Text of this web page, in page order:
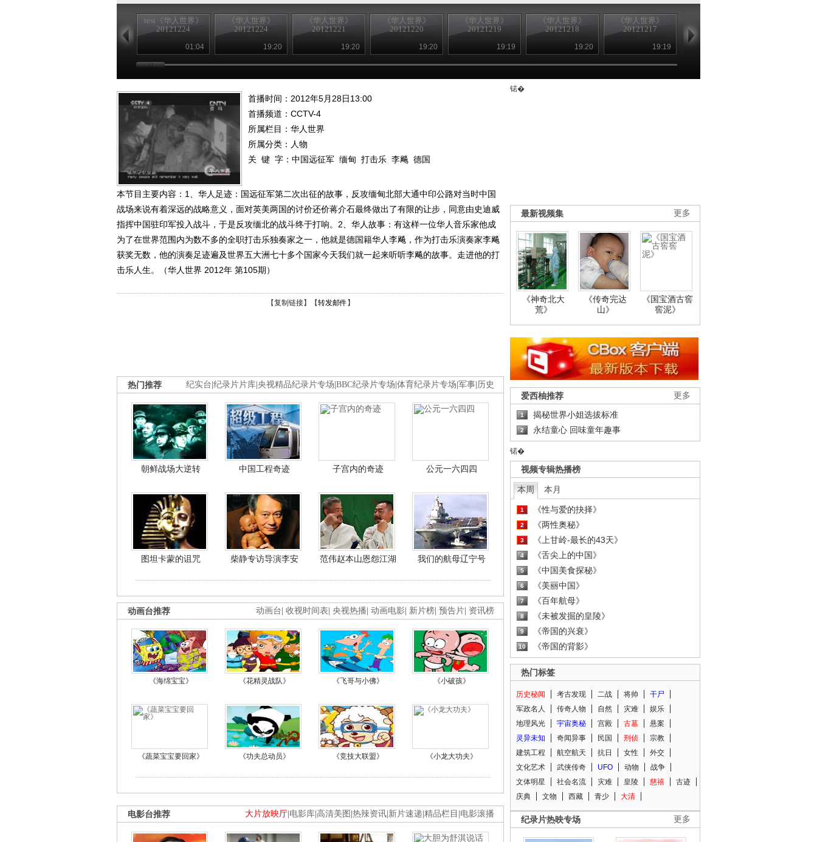
test《华人世界》
20121224
01:04
《华人世界》
20121224
19:20
《华人世界》
20121221
19:20
《华人世界》
20121220
19:20
《华人世界》
20121219
19:19
《华人世界》
20121218
19:20
《华人世界》
20121217
19:19
首播时间：2012年5月28日13:00
首播频道： CCTV-4
所属栏目： 华人世界
所属分类：人物
关 键 字： 中国远征军 缅甸 打击乐 李飚 德国
本节目主要内容：1、华人足迹：国远征军第二次出征的故事，反攻缅甸北部大通中印公路对当时中国
战场来说有着深远的战略意义，面对英美两国的讨价还价蒋介石最终做出了有限的让步，同意由史迪威
指挥中国驻印军投入战斗，于是反攻缅北的战斗终于打响。2、华人故事：有这样一位华人音乐家他成
为了在世界范围内为数不多的全职打击乐独奏家之一，他就是德国籍华人李飚，作为打击乐演奏家李飚
获奖无数，他的演奏足迹遍及世界五大洲七十多个国家今天我们就一起来听听李飚的故事。走进他的打
击乐人生。（华人世界 2012年 第105期）
【复制链接】【转发邮件 】
纪实台 纪录片片库 央视精品纪录片专场 BBC纪录片专场 体育纪录片专场 军事 历史
热门推荐
朝鲜战场大逆转 中国工程奇迹 子宫内的奇迹 公元一六四四
图坦卡蒙的诅咒 柴静专访导演李安 范伟赵本山恩怨江湖 我们的航母辽宁号
动画台 收视时间表 央视热播 动画电影 新片榜 预告片 资讯榜
动画台推荐
《海绵宝宝》 《花精灵战队》 《飞哥与小佛》 《小破孩》
《蔬菜宝宝要回家》 《功夫总动员》 《竞技大联盟》 《小龙大功夫》
大片放映厅 电影库 高清美图 热辣资讯 新片速递 精品栏目 电影滚播
电影台推荐
锘�
更多
最新视频集
《神奇北大
荒》
《传奇完达
山》
《国宝酒古窖
窖泥》
更多
爱西柚推荐
1 揭秘世界小姐选拔标准
2 永结童心 回味童年趣事
锘�
视频专辑热播榜
本周 本月
1 《性与爱的抉择》
2 《两性奥秘》
3 《上甘岭-最长的43天》
4 《舌尖上的中国》
5 《中国美食探秘》
6 《美丽中国》
7 《百年航母》
8 《未被发掘的皇陵》
9 《帝国的兴衰》
10 《帝国的背影》
热门标签
历史秘闻 考古发现 二战 将帅
干尸
军政名人
传奇人物 自然 灾难
娱乐
地理风光
宇宙奥秘 宫殿 古墓
悬案
灵异未知
奇闻异事 民国 刑侦
宗教
建筑工程
航空航天 抗日 女性
外交
文化艺术
武侠传奇 UFO 动物
战争
文体明星
社会名流 灾难 皇陵 慈禧
古迹
庆典
文物 西藏 青少 大清
更多
纪录片热映专场